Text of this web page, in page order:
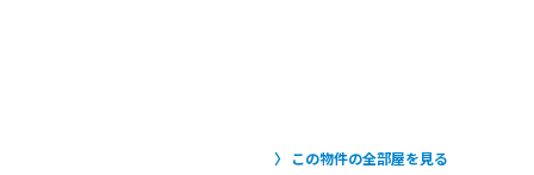
この物件の全部屋を見る